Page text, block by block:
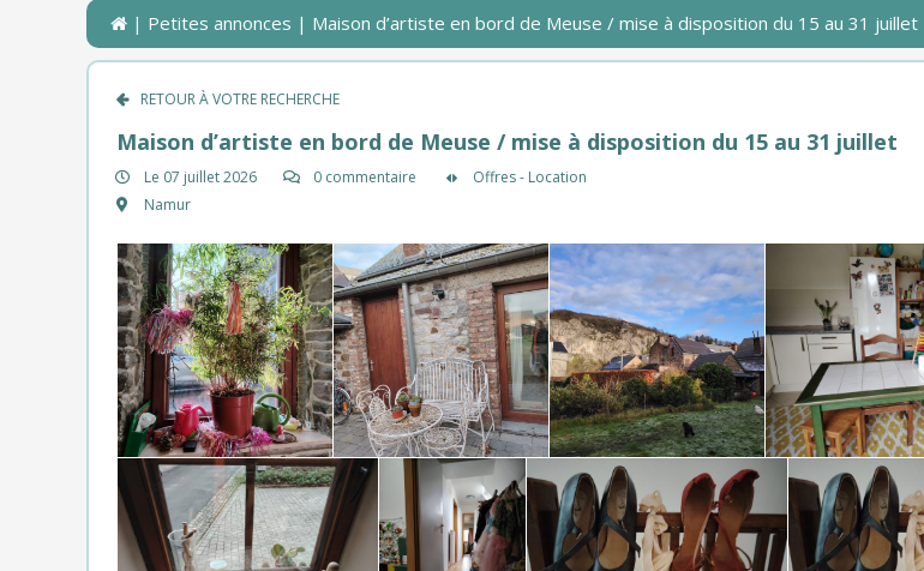
| Petites annonces | Maison d’artiste en bord de Meuse / mise à disposition du 15 au 31 juillet
RETOUR À VOTRE RECHERCHE
Maison d’artiste en bord de Meuse / mise à disposition du 15 au 31 juillet
Le 07 juillet 2026 0 commentaire
Offres - Location
Namur